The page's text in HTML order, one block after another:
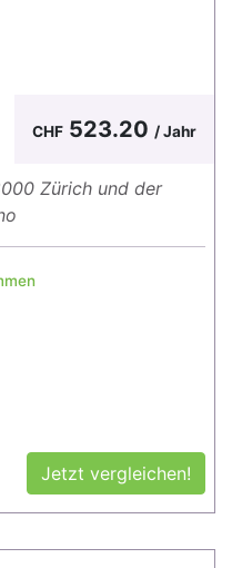
CHF 523.20 / Jahr
Zürich und der
Jetzt vergleichen!